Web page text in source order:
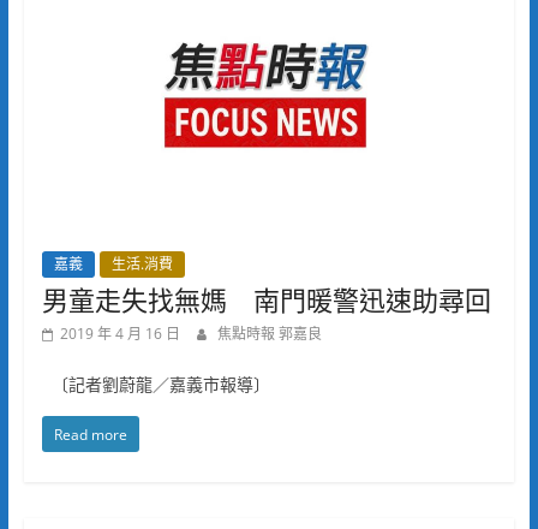
嘉義 生活.消費
男童走失找無媽 南門暖警迅速助尋回
2019 年 4 月 16 日 焦點時報 郭嘉良
〔記者劉蔚龍／嘉義市報導〕
Read more